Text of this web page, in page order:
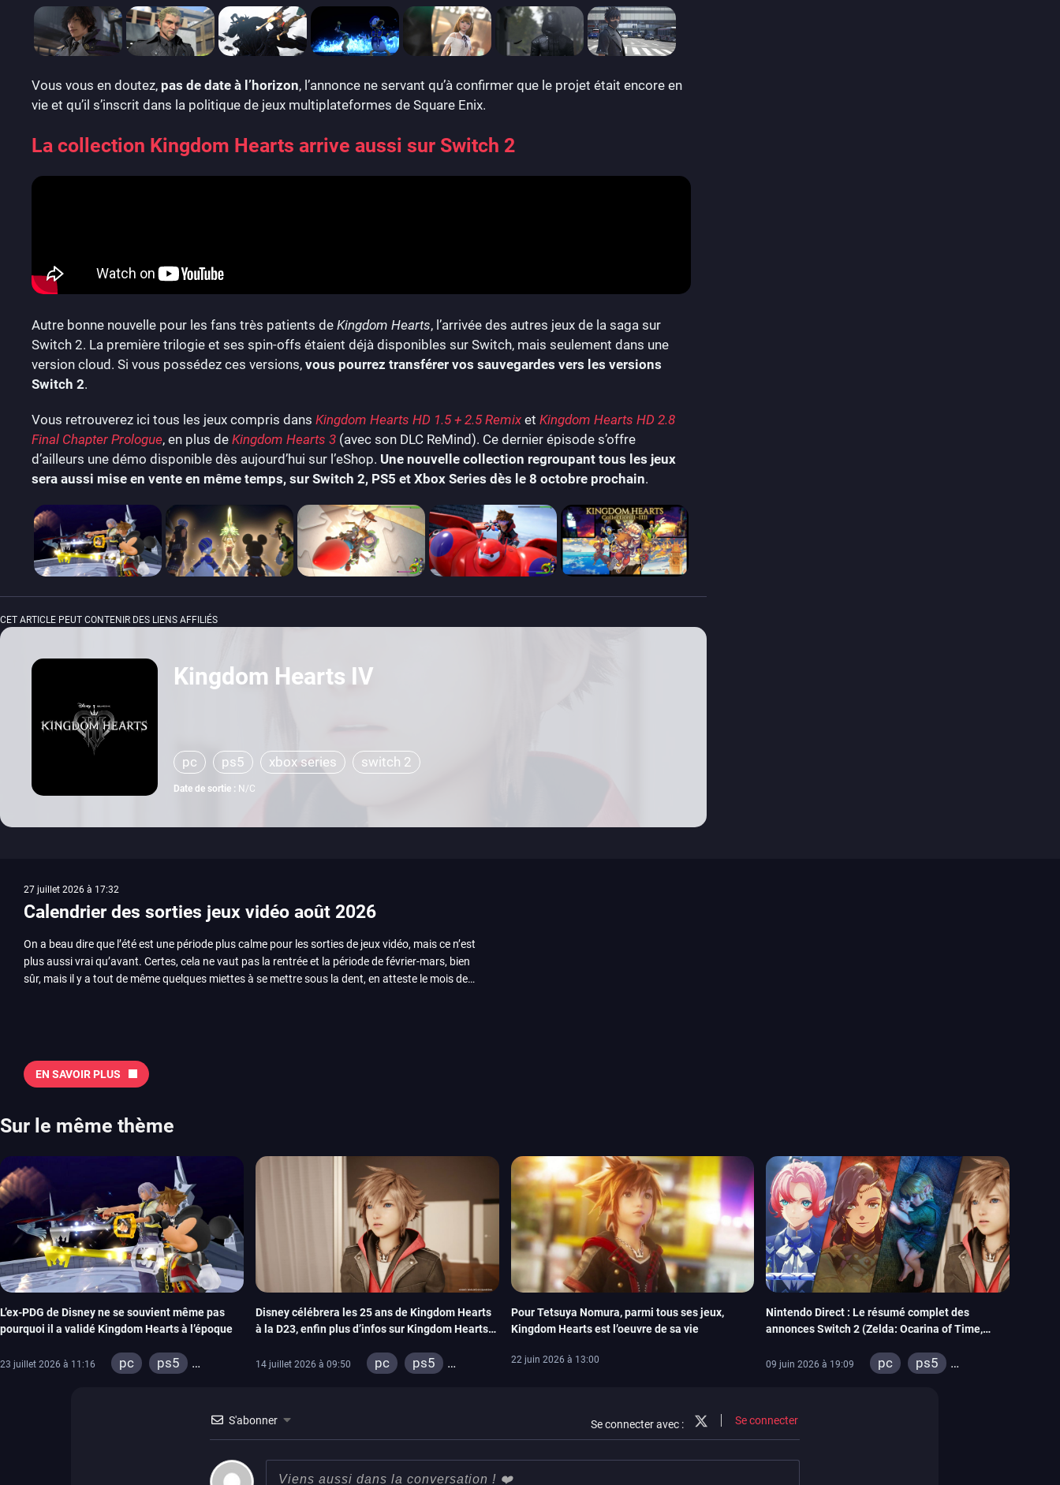
Vous vous en doutez, pas de date à l’horizon, l’annonce ne servant qu’à confirmer que le projet était encore en
vie et qu’il s’inscrit dans la politique de jeux multiplateformes de Square Enix.
La collection Kingdom Hearts arrive aussi sur Switch 2
Autre bonne nouvelle pour les fans très patients de Kingdom Hearts, l’arrivée des autres jeux de la saga sur
Switch 2. La première trilogie et ses spin-offs étaient déjà disponibles sur Switch, mais seulement dans une
version cloud. Si vous possédez ces versions, vous pourrez transférer vos sauvegardes vers les versions
Switch 2.
Vous retrouverez ici tous les jeux compris dans Kingdom Hearts HD 1.5 + 2.5 Remix et Kingdom Hearts HD 2.8
Final Chapter Prologue, en plus de Kingdom Hearts 3 (avec son DLC ReMind). Ce dernier épisode s’offre
d’ailleurs une démo disponible dès aujourd’hui sur l’eShop. Une nouvelle collection regroupant tous les jeux
sera aussi mise en vente en même temps, sur Switch 2, PS5 et Xbox Series dès le 8 octobre prochain.
CET ARTICLE PEUT CONTENIR DES LIENS AFFILIÉS
Kingdom Hearts IV
pc ps5 xbox series switch 2
Date de sortie : N/C
27 juillet 2026 à 17:32
Calendrier des sorties jeux vidéo août 2026
On a beau dire que l’été est une période plus calme pour les sorties de jeux vidéo, mais ce n’est
plus aussi vrai qu’avant. Certes, cela ne vaut pas la rentrée et la période de février-mars, bien
sûr, mais il y a tout de même quelques miettes à se mettre sous la dent, en atteste le mois de
Tokon ou encore Beast of Reincarnation, qui nous montre que Game Freak sait faire autre
chose d’ambitieux que Pokémon. On n’oubliera pas la période de Gamescom, avec Star Wars,
2026 Vous trouverez ici tous les jeux majeurs qui sortiront au mois de juin. Vous trouverez
aussi les jeux de ce mois dans notre page dédiée…
EN SAVOIR PLUS
Sur le même thème
L’ex-PDG de Disney ne se souvient même pas
pourquoi il a validé Kingdom Hearts à l’époque
23 juillet 2026 à 11:16 pc
ps5
Disney célébrera les 25 ans de Kingdom Hearts
à la D23, enfin plus d’infos sur Kingdom Hearts
14 juillet 2026 à 09:50 pc
ps5
Pour Tetsuya Nomura, parmi tous ses jeux,
Kingdom Hearts est l’oeuvre de sa vie
22 juin 2026 à 13:00
Nintendo Direct : Le résumé complet des
annonces Switch 2 (Zelda: Ocarina of Time,
09 juin 2026 à 19:09 pc
ps5
S'abonner Se connecter avec : Se connecter